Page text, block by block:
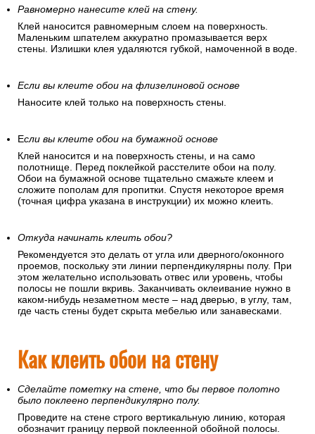
Равномерно нанесите клей на стену.
Клей наносится равномерным слоем на поверхность.
Маленьким шпателем аккуратно промазывается верх
стены. Излишки клея удаляются губкой, намоченной в воде.
Если вы клеите обои на флизелиновой основе
Наносите клей только на поверхность стены.
Если вы клеите обои на бумажной основе
Клей наносится и на поверхность стены, и на само
полотнище. Перед поклейкой расстелите обои на полу.
Обои на бумажной основе тщательно смажьте клеем и
сложите пополам для пропитки. Спустя некоторое время
(точная цифра указана в инструкции) их можно клеить.
Откуда начинать клеить обои?
Рекомендуется это делать от угла или дверного/оконного
проемов, поскольку эти линии перпендикулярны полу. При
этом желательно использовать отвес или уровень, чтобы
полосы не пошли вкривь. Заканчивать оклеивание нужно в
каком-нибудь незаметном месте – над дверью, в углу, там,
где часть стены будет скрыта мебелью или занавесками.
Как клеить обои на стену
Сделайте пометку на стене, что бы первое полотно
было поклеено перпендикулярно полу.
Проведите на стене строго вертикальную линию, которая
обозначит границу первой поклеенной обойной полосы.